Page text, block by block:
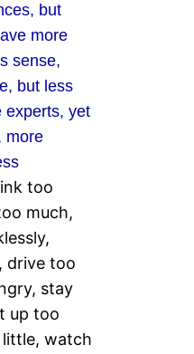
but
more
sense,
but less
experts, yet
more
too
much,
drive too
stay
up too
watch